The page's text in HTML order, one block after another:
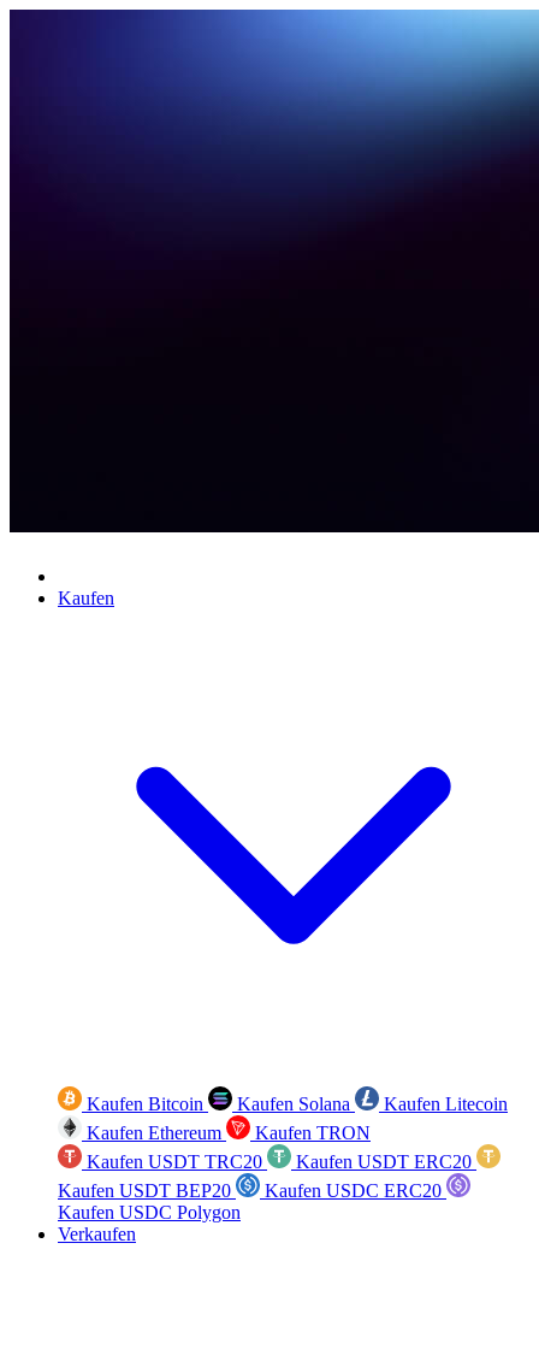
Kaufen
Kaufen Bitcoin Kaufen Solana
Kaufen Litecoin
Kaufen Ethereum
Kaufen TRON
Kaufen USDT TRC20
Kaufen USDT ERC20
Kaufen USDT BEP20
Kaufen USDC ERC20
Kaufen USDC Polygon
Verkaufen